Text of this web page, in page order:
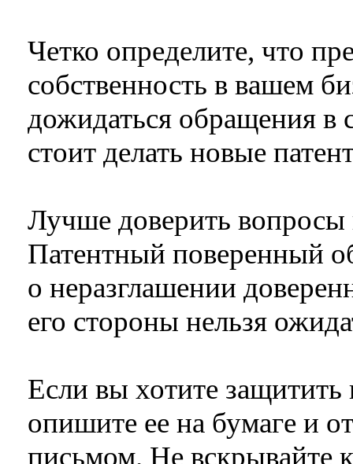
Четко определите, что
собственность в вашем
дожидаться обращения в
стоит делать новые
Лучше доверить вопросы
Патентный поверенный
о неразглашении
его стороны нельзя
Если вы хотите
опишите ее на бумаге и
письмом. Не вскрывайте